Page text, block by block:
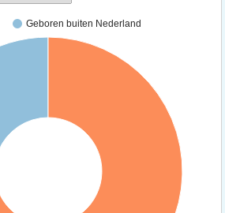
Geboren buiten Nederland